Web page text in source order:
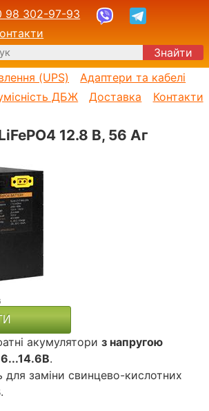
98 302-97-93
Знайти
(UPS)
Адаптери та кабелі
ДБЖ Доставка Контакти
12.8 В, 56 Аг
акумулятори з напругою
.
для заміни свинцево-кислотних